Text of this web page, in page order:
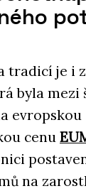
příčková fasáda
MB-
tradicí je i
byla mezi
evropskou
cenu
na